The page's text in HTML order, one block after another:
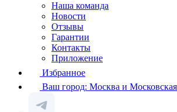
Наша команда
Новости
Отзывы
Гарантии
Контакты
Приложение
Избранное
Ваш город: Москва и Московская